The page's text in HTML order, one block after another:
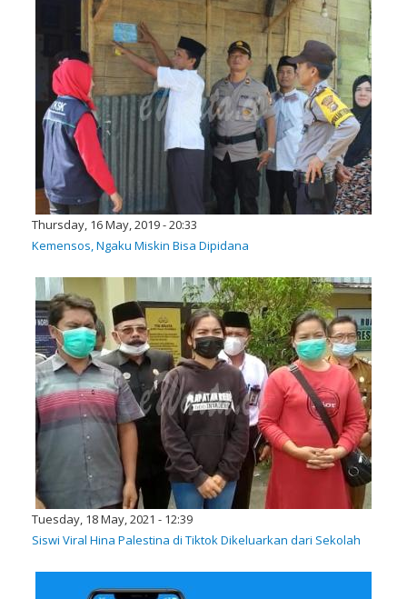
Thursday, 16 May, 2019 - 20:33
Kemensos, Ngaku Miskin Bisa Dipidana
Tuesday, 18 May, 2021 - 12:39
Siswi Viral Hina Palestina di Tiktok Dikeluarkan dari Sekolah